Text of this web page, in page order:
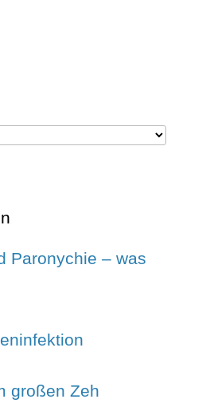
Paronychie – was
großen Zeh